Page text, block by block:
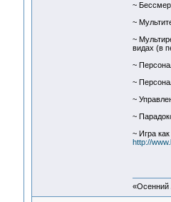
~
~
~
видах (в
~
~
~
~
~ Игра
http://
«Осенний